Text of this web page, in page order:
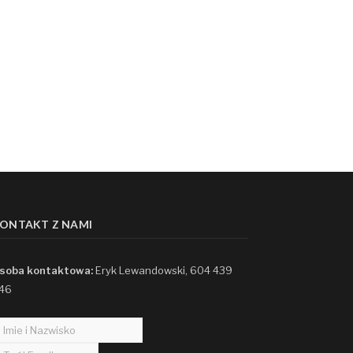
Z NAMI
kontaktowa:Eryk Lewandowski, 604 439